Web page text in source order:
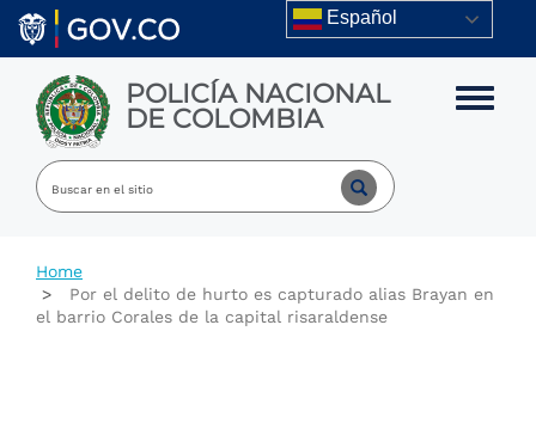
Skip to main content Español
POLICÍA NACIONAL
DE COLOMBIA Toggle
Home
Por el delito de hurto es capturado alias Brayan en
el barrio Corales de la capital risaraldense